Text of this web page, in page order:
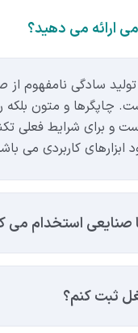
ارائه می دهید؟
سادگی نامفهوم
چاپگرها و متون بلکه
و برای شرایط فعلی
ابزارهای کاربردی می
استخدام می
ثبت کنم؟